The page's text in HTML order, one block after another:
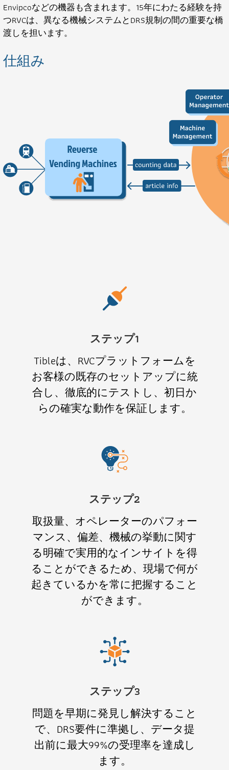
Envipcoなどの機器も含まれます。15年にわたる経験を持
つRVCは、異なる機械システムとDRS規制の間の重要な橋
渡しを担います。
仕組み
ステップ1
Tibleは、RVCプラットフォームを
お客様の既存のセットアップに統
合し、徹底的にテストし、初日か
らの確実な動作を保証します。
ステップ2
取扱量、オペレーターのパフォー
マンス、偏差、機械の挙動に関す
る明確で実用的なインサイトを得
ることができるため、現場で何が
起きているかを常に把握すること
ができます。
ステップ3
問題を早期に発見し解決すること
で、DRS要件に準拠し、データ提
出前に最大99%の受理率を達成し
ます。